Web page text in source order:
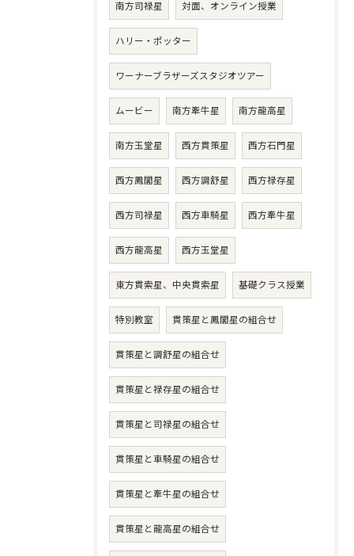
南方司禄星 対面、オンライン授業
ハリー・ポッター
ワーナーブラザーズスタジオツアー
ムービー 南方牽牛星 南方龍高星
南方玉堂星 西方貫策星 西方石門星
西方鳳閣星 西方調舒星 西方禄存星
西方司禄星 西方車騎星 西方牽牛星
西方龍高星 西方玉堂星
東方貫索星、中央貫索星 基礎クラス授業
特別教室 貫策星と鳳閣星の組合せ
貫策星と調舒星の組合せ
貫策星と禄存星の組合せ
貫策星と司禄星の組合せ
貫策星と車騎星の組合せ
貫策星と牽牛星の組合せ
貫策星と龍高星の組合せ